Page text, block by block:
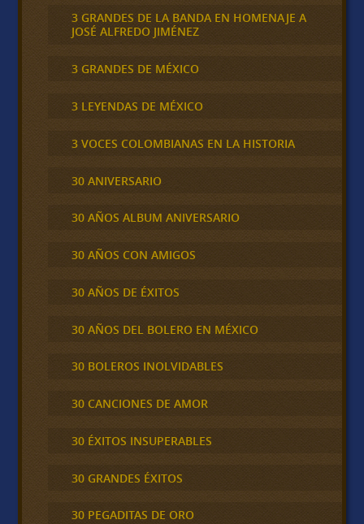
3 GRANDES DE LA BANDA EN HOMENAJE A
JOSÉ ALFREDO JIMÉNEZ
3 GRANDES DE MÉXICO
3 LEYENDAS DE MÉXICO
3 VOCES COLOMBIANAS EN LA HISTORIA
30 ANIVERSARIO
30 AÑOS ALBUM ANIVERSARIO
30 AÑOS CON AMIGOS
30 AÑOS DE ÉXITOS
30 AÑOS DEL BOLERO EN MÉXICO
30 BOLEROS INOLVIDABLES
30 CANCIONES DE AMOR
30 ÉXITOS INSUPERABLES
30 GRANDES ÉXITOS
30 PEGADITAS DE ORO